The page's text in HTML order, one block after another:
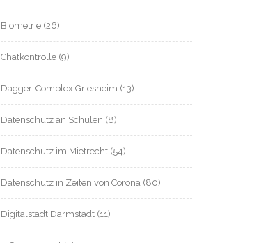
Biometrie (26)
Chatkontrolle (9)
Dagger-Complex Griesheim (13)
Datenschutz an Schulen (8)
Datenschutz im Mietrecht (54)
Datenschutz in Zeiten von Corona (80)
Digitalstadt Darmstadt (11)